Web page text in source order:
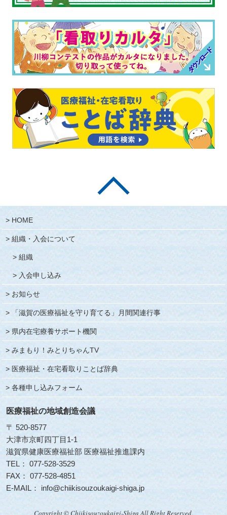
HOME
組織・入会について
組織
入会申し込み
お知らせ
「滋賀の医療福祉を守り育てる」月間関連行事
県内在宅療養サポート機関
みまもり！みとりちゃんTV
医療福祉・在宅看取りことば辞典
各種申し込みフォーム
医療福祉の地域創造会議
〒 520-8577
大津市京町四丁目1-1
滋賀県健康医療福祉部 医療福祉推進課内
TEL： 077-528-3529
FAX： 077-528-4851
E-MAIL： info@chiikisouzoukaigi-shiga.jp
Copyright © Chiikisouzoukaigi-Shiga All Right Reserved.